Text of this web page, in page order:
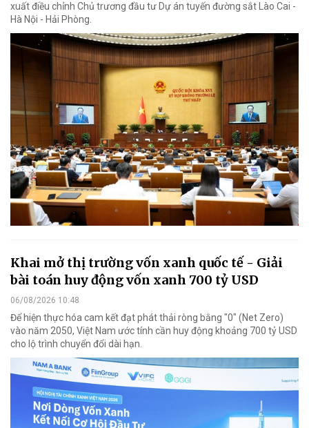
xuất điều chỉnh Chủ trương đầu tư Dự án tuyến đường sắt Lào Cai -
Hà Nội - Hải Phòng.
Khai mở thị trường vốn xanh quốc tế - Giải
bài toán huy động vốn xanh 700 tỷ USD
06/08/2026 10:48
Để hiện thực hóa cam kết đạt phát thải ròng bằng "0" (Net Zero)
vào năm 2050, Việt Nam ước tính cần huy động khoảng 700 tỷ USD
cho lộ trình chuyển đổi dài hạn.